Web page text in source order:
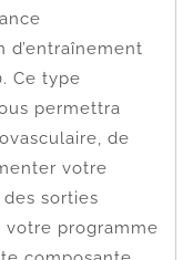
Ce type
permettra
de
votre
sorties
programme